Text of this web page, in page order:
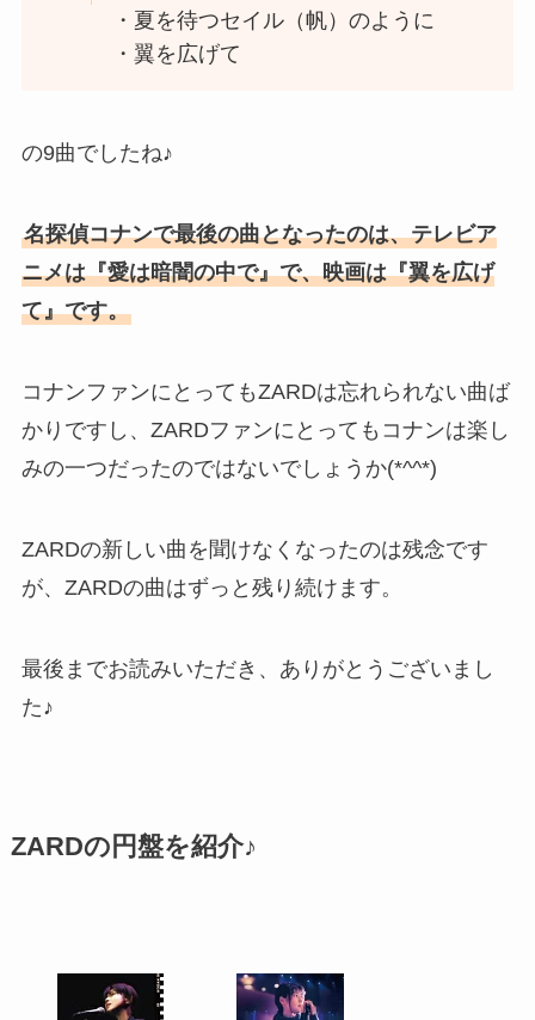
・夏を待つセイル（帆）のように
・翼を広げて
の9曲でしたね♪
名探偵コナンで最後の曲となったのは、テレビア
ニメは『愛は暗闇の中で』で、映画は『翼を広げ
て』です。
コナンファンにとってもZARDは忘れられない曲ば
かりですし、ZARDファンにとってもコナンは楽し
みの一つだったのではないでしょうか(*^^*)
ZARDの新しい曲を聞けなくなったのは残念です
が、ZARDの曲はずっと残り続けます。
最後までお読みいただき、ありがとうございまし
た♪
ZARDの円盤を紹介♪